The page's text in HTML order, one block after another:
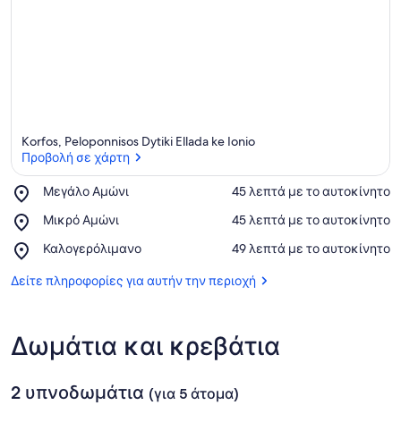
Korfos, Peloponnisos Dytiki Ellada ke Ionio
Προβολή σε χάρτη
Μεγάλο Αμώνι
Place,
Αμώνι
‪45 λεπτά με το αυτοκίνητο‬
Μικρό Αμώνι
Place,
Αμώνι
‪45 λεπτά με το αυτοκίνητο‬
Καλογερόλιμανο
Place,
‪49 λεπτά με το αυτοκίνητο‬
Δείτε πληροφορίες για αυτήν την περιοχή
Δωμάτια και κρεβάτια
2 υπνοδωμάτια (για 5 άτομα)